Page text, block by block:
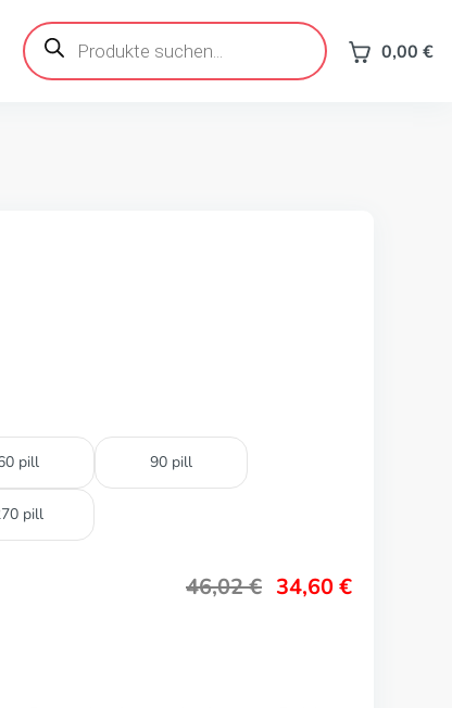
Products
search 0,00 €
pill 90 pill
pill
46,02€ 34,60€